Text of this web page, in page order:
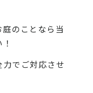
のことなら当
でご対応させ